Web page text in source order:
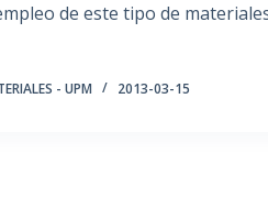
de este tipo de
- UPM 2013-03-15